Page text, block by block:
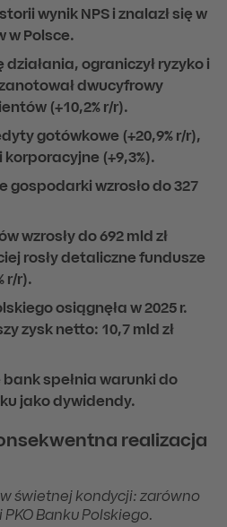
wynik NPS i znalazł się w
w Polsce.
działania, ograniczył ryzyko i
dwucyfrowy
(+10,2% r/r).
gotówkowe (+20,9% r/r),
korporacyjne (+9,3%).
gospodarki wzrosło do 327
wzrosły do 692 mld zł
rosły detaliczne fundusze
r/r).
osiągnęła w 2025 r.
zysk netto: 10,7 mld zł
bank spełnia warunki do
jako dywidendy.
realizacja
w świetnej kondycji: zarówno
Banku Polskiego.